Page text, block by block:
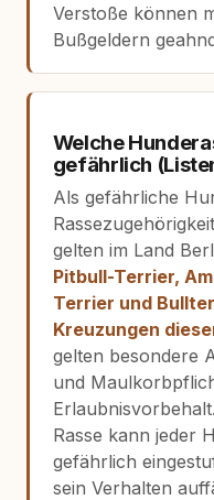
Verstoße können
Bußgeldern
Welche
gefährlich
Als gefährliche
gelten im Land
Pitbull-Terrier,
Terrier und
Kreuzungen
gelten besondere
und
Rasse kann jeder
gefährlich
sein Verhalten